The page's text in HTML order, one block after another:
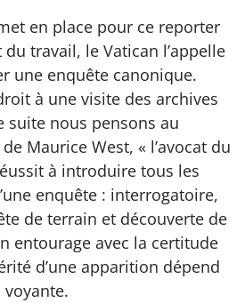
en place pour ce reporter
travail, le Vatican l’appelle
une enquête canonique.
à une visite des archives
suite nous pensons au
Maurice West, « l’avocat du
à introduire tous les
enquête : interrogatoire,
de terrain et découverte de
entourage avec la certitude
d’une apparition dépend